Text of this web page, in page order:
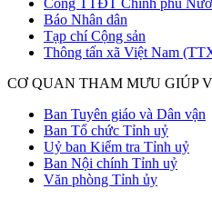
Cổng TTĐT Chính phủ
Báo Nhân dân
Tạp chí Cộng sản
Thông tấn xã Việt Nam
CƠ QUAN THAM MƯU GIÚP
Ban Tuyên giáo và Dân vận
Ban Tổ chức Tỉnh uỷ
Uỷ ban Kiểm tra Tỉnh uỷ
Ban Nội chính Tỉnh uỷ
Văn phòng Tỉnh ủy